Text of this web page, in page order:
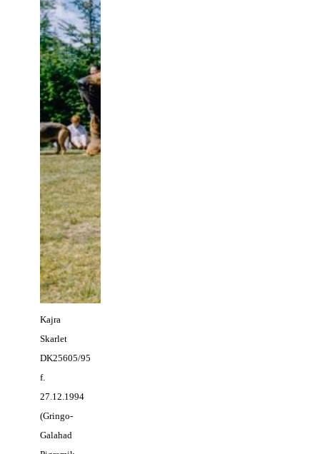
Kajra
Skarlet
DK25605/95
f.
27.12.1994
(Gringo-
Galahad